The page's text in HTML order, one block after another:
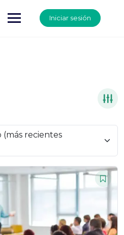
Iniciar sesión
recientes